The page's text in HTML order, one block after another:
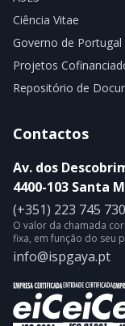
Ciência Vitae
Governo de Portugal
Projetos
Repositório de
Contactos
Av. dos
4400-103 Santa
(+351) 223 745 730
O valor da chamada
fixa, em função do seu
info@ispgaya.pt